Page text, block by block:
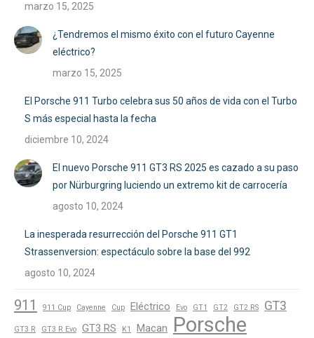
marzo 15, 2025
¿Tendremos el mismo éxito con el futuro Cayenne
eléctrico?
marzo 15, 2025
El Porsche 911 Turbo celebra sus 50 años de vida con el Turbo
S más especial hasta la fecha
diciembre 10, 2024
El nuevo Porsche 911 GT3 RS 2025 es cazado a su paso
por Nürburgring luciendo un extremo kit de carrocería
agosto 10, 2024
La inesperada resurrección del Porsche 911 GT1
Strassenversion: espectáculo sobre la base del 992
agosto 10, 2024
911 911 Cup Cayenne Cup Eléctrico Evo GT1 GT2 GT2 RS GT3
GT3 R GT3 R Evo GT3 RS K1 Macan Porsche